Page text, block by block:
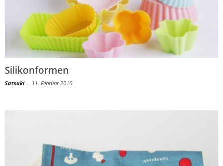
Silikonformen
Satsuki - 11. Februar 2016